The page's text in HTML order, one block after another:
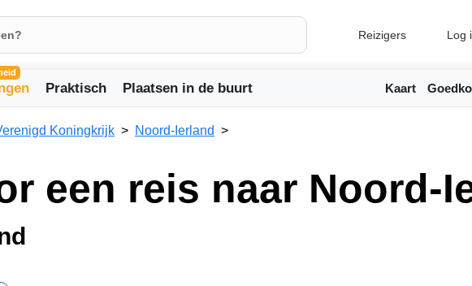
Reizigers Log
Praktisch Plaatsen in de buurt Kaart
Koningkrijk Noord-Ierland
een reis naar Noord-